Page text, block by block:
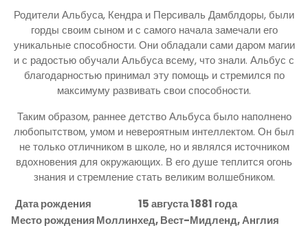
Родители Альбуса, Кендра и Персиваль Дамблдоры, были
горды своим сыном и с самого начала замечали его
уникальные способности. Они обладали сами даром магии
и с радостью обучали Альбуса всему, что знали. Альбус с
благодарностью принимал эту помощь и стремился по
максимуму развивать свои способности.
Таким образом, раннее детство Альбуса было наполнено
любопытством, умом и невероятным интеллектом. Он был
не только отличником в школе, но и являлся источником
вдохновения для окружающих. В его душе теплится огонь
знания и стремление стать великим волшебником.
Дата рождения
15 августа 1881 года
Место рожденияМоллинхед, Вест-Мидленд, Англия